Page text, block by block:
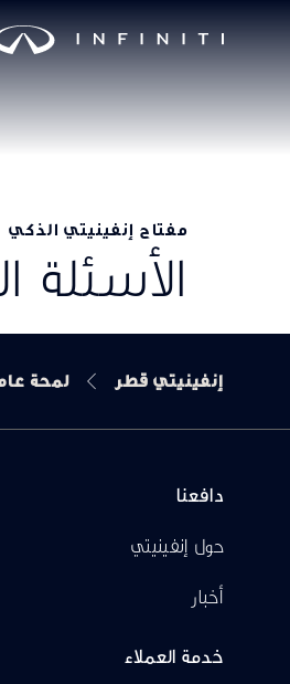
مفتاح إنفينيتي الذكي
الأسئلة
إنفينيتي قطر لمحة
دافعنا
حول إنفينيتي
أخبار
خدمة العملاء